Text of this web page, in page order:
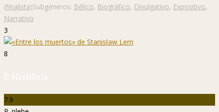
(finalista)Subgéneros: Bélico, Biográfico, Divulgativo, Expositivo,
Narrativo
3
8
P. Hislibris
7.9